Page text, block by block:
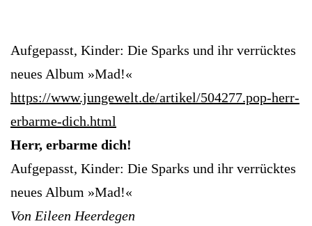
Aufgepasst, Kinder: Die Sparks und ihr verrücktes
neues Album »Mad!«
https://www.jungewelt.de/artikel/504277.pop-herr-
erbarme-dich.html
Herr, erbarme dich!
Aufgepasst, Kinder: Die Sparks und ihr verrücktes
neues Album »Mad!«
Von Eileen Heerdegen